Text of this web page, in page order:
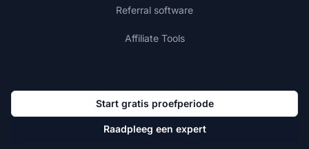
Referral software
Affiliate Tools
Start gratis proefperiode
Raadpleeg een expert